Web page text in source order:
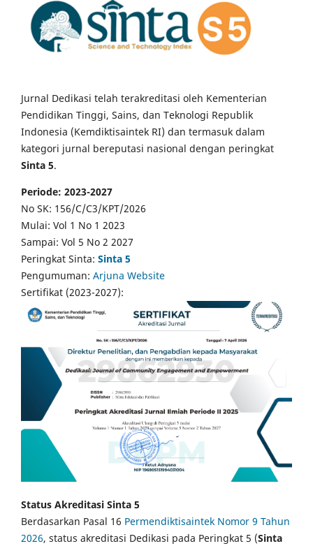
Jurnal Dedikasi telah terakreditasi oleh Kementerian
Pendidikan Tinggi, Sains, dan Teknologi Republik
Indonesia (Kemdiktisaintek RI) dan termasuk dalam
kategori jurnal bereputasi nasional dengan peringkat
Sinta 5.
Periode: 2023-2027
No SK: 156/C/C3/KPT/2026
Mulai: Vol 1 No 1 2023
Sampai: Vol 5 No 2 2027
Peringkat Sinta: Sinta 5
Pengumuman: Arjuna Website
Sertifikat (2023-2027):
Status Akreditasi Sinta 5
Berdasarkan Pasal 16 Permendiktisaintek Nomor 9 Tahun
2026, status akreditasi Dedikasi pada Peringkat 5 (Sinta